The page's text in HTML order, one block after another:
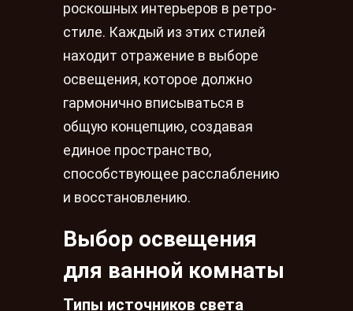
роскошных интерьеров в ретро-
стиле. Каждый из этих стилей
находит отражение в выборе
освещения, которое должно
гармонично вписываться в
общую концепцию, создавая
единое пространство,
способствующее расслаблению
и восстановлению.
Выбор освещения
для ванной комнаты
Типы источников света